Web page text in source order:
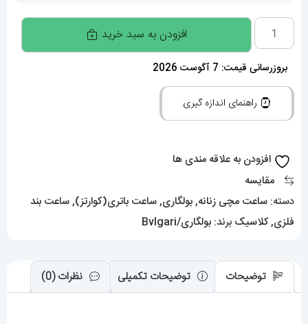
ساعت
مچی
زنانه
بولگاری
صفحه
SERPENTI
01134
عدد
افزودن به سبد خرید
بروزرسانی قیمت: 7 آگوست 2026
راهنمای اندازه گیری
افزودن به علاقه مندی ها
مقایسه
دسته: ساعت مچی زنانه,بولگاری,ساعت باتری(کوارتز),ساعت بند
فلزی,کلاسیک برند: بولگاری/Bvlgari
توضیحات توضیحات تکمیلی نظرات (0)